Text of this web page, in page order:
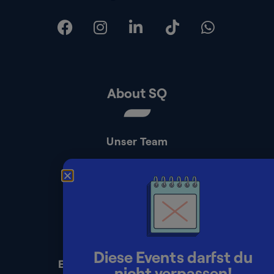
About SQ
Unser Team
Presse
Impressum
Datenschutz
Erklärung zur Barrierefreiheit
Diese Events darfst du